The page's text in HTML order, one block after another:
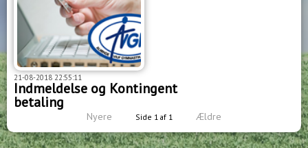
21-08-2018 22:55:11
Indmeldelse og Kontingent
betaling
Nyere Side 1 af 1 Ældre